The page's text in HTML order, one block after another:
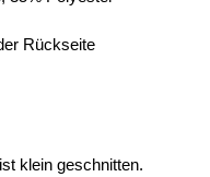
Rückseite
klein geschnitten.